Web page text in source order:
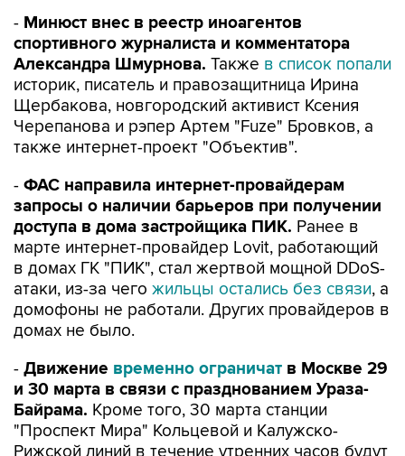
- Минюст внес в реестр иноагентов
спортивного журналиста и комментатора
Александра Шмурнова. Также в список попали
историк, писатель и правозащитница Ирина
Щербакова, новгородский активист Ксения
Черепанова и рэпер Артем "Fuze" Бровков, а
также интернет-проект "Объектив".
- ФАС направила интернет-провайдерам
запросы о наличии барьеров при получении
доступа в дома застройщика ПИК. Ранее в
марте интернет-провайдер Lovit, работающий
в домах ГК "ПИК", стал жертвой мощной DDoS-
атаки, из-за чего жильцы остались без связи, а
домофоны не работали. Других провайдеров в
домах не было.
- Движение временно ограничат в Москве 29
и 30 марта в связи с празднованием Ураза-
Байрама. Кроме того, 30 марта станции
"Проспект Мира" Кольцевой и Калужско-